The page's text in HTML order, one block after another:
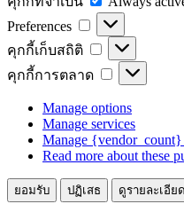
ที่
จำเป็น
Preferences
Preferences
คุกกี้เก็บสถิติ
คุกกี้
เก็บ
คุกกี้การตลาด
คุกกี้
ตลาด
Manage options
Manage services
Manage {vendor_count}
Read more about these
ยอมรับ ปฏิเสธ ดูรายละเอียด